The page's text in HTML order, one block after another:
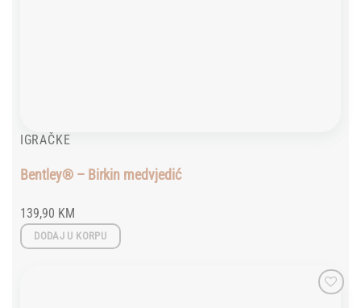
IGRAČKE
Bentley® – Birkin medvjedić
139,90 KM
DODAJ U KORPU